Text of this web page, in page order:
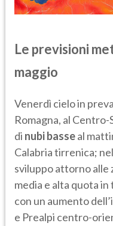
Le previsioni
maggio
Venerdì cielo in
Romagna, al
di nubi basseal
Calabria tirrenica;
sviluppo attorno alle
media e alta quota
con un aumento
e Prealpi centro-